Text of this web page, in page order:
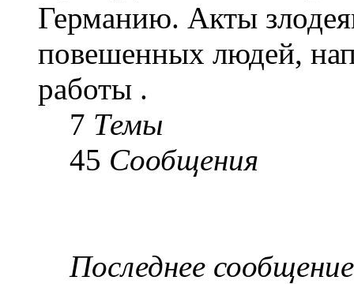
Германию. Акты
повешенных людей,
работы .
7 Темы
45 Сообщения
Последнее сообщение